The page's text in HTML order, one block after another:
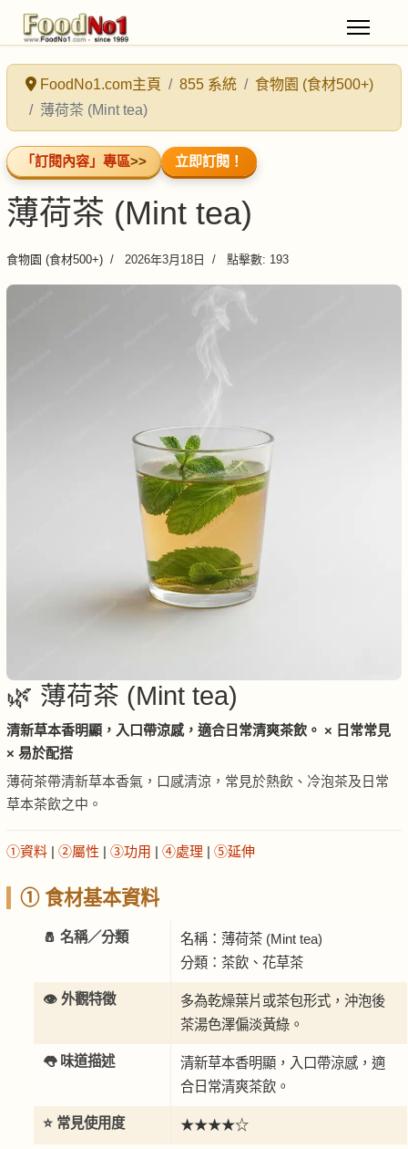
FoodNo1.com主頁 855 系統
食物園 (食材500+)
薄荷茶 (Mint tea)
「訂閱內容」專區>> 立即訂閱！
薄荷茶 (Mint tea)
食物園 (食材500+) 2026年3月18日 點擊數: 193
🌿 薄荷茶 (Mint tea)
清新草本香明顯，入口帶涼感，適合日常清爽茶飲。 × 日常常見
× 易於配搭
薄荷茶帶清新草本香氣，口感清涼，常見於熱飲、冷泡茶及日常
草本茶飲之中。
①資料 | ②屬性 | ③功用 | ④處理 | ⑤延伸
① 食材基本資料
🧂 名稱／分類
名稱：薄荷茶 (Mint tea)
分類：茶飲、花草茶
👁️ 外觀特徵
多為乾燥葉片或茶包形式，沖泡後
茶湯色澤偏淡黃綠。
👅 味道描述
清新草本香明顯，入口帶涼感，適
合日常清爽茶飲。
⭐ 常見使用度 ★★★★☆